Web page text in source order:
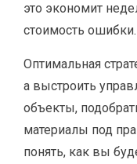
это экономит
стоимость ошибки.
Оптимальная
а выстроить
объекты,
материалы под
понять, как вы